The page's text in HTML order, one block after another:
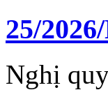
25/
Nghị